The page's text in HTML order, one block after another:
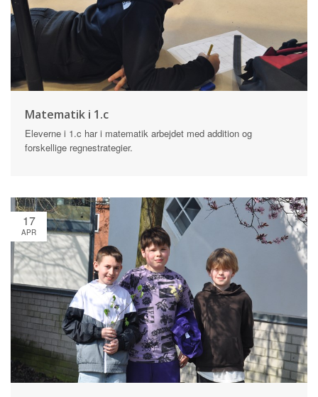
Matematik i 1.c
Eleverne i 1.c har i matematik arbejdet med addition og
forskellige regnestrategier.
17
APR